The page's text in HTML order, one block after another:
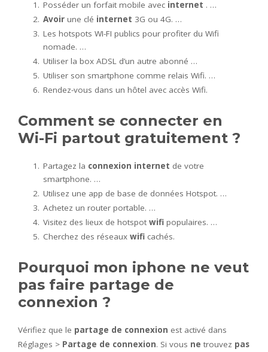
Posséder un forfait mobile avec internet . …
Avoir une clé internet 3G ou 4G. …
Les hotspots WI-FI publics pour profiter du Wifi
nomade. …
Utiliser la box ADSL d’un autre abonné …
Utiliser son smartphone comme relais Wifi. …
Rendez-vous dans un hôtel avec accès Wifi.
Comment se connecter en
Wi-Fi partout gratuitement ?
Partagez la connexion internet de votre
smartphone. …
Utilisez une app de base de données Hotspot. …
Achetez un router portable. …
Visitez des lieux de hotspot wifi populaires. …
Cherchez des réseaux wifi cachés.
Pourquoi mon iphone ne veut
pas faire partage de
connexion ?
Vérifiez que le partage de connexion est activé dans
Réglages > Partage de connexion. Si vous ne trouvez pas